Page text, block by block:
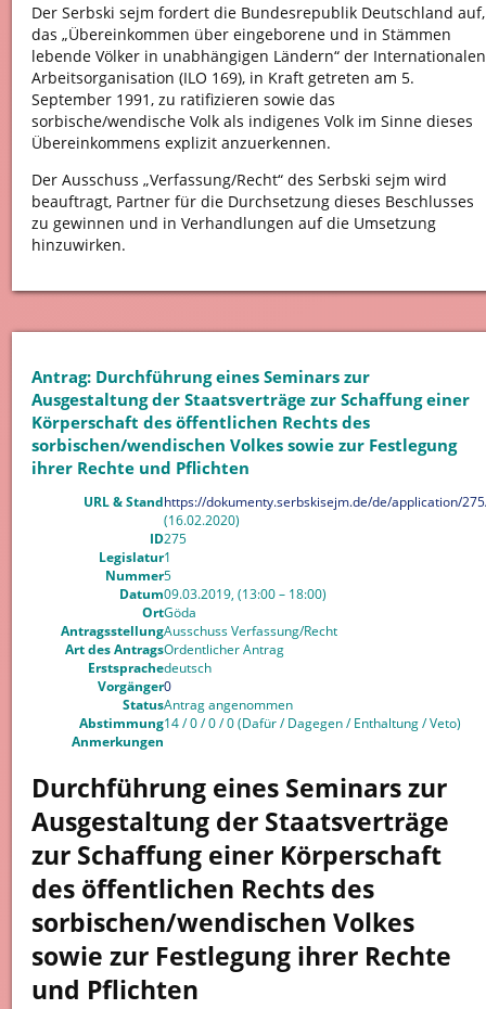
Der Serbski sejm fordert die Bundesrepublik Deutschland auf,
das „Übereinkommen über eingeborene und in Stämmen
lebende Völker in unabhängigen Ländern“ der Internationalen
Arbeitsorganisation (ILO 169), in Kraft getreten am 5.
September 1991, zu ratifizieren sowie das
sorbische/wendische Volk als indigenes Volk im Sinne dieses
Übereinkommens explizit anzuerkennen.
Der Ausschuss „Verfassung/Recht“ des Serbski sejm wird
beauftragt, Partner für die Durchsetzung dieses Beschlusses
zu gewinnen und in Verhandlungen auf die Umsetzung
hinzuwirken.
Antrag: Durchführung eines Seminars zur
Ausgestaltung der Staatsverträge zur Schaffung einer
Körperschaft des öffentlichen Rechts des
sorbischen/wendischen Volkes sowie zur Festlegung
ihrer Rechte und Pflichten
URL & Standhttps://dokumenty.serbskisejm.de/de/application/
(16.02.2020)
ID275
Legislatur1
Nummer5
Datum09.03.2019, (13:00 – 18:00)
OrtGöda
AntragsstellungAusschuss Verfassung/Recht
Art des AntragsOrdentlicher Antrag
Erstsprachedeutsch
Vorgänger0
StatusAntrag angenommen
Abstimmung14 / 0 / 0 / 0 (Dafür / Dagegen / Enthaltung / Veto)
Anmerkungen
Durchführung eines Seminars zur
Ausgestaltung der Staatsverträge
zur Schaffung einer Körperschaft
des öffentlichen Rechts des
sorbischen/wendischen Volkes
sowie zur Festlegung ihrer Rechte
und Pflichten